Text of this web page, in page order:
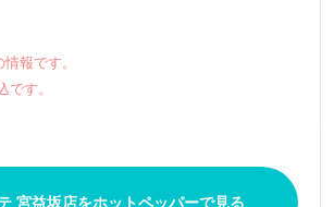
報です。
す。
宮益坂店をホットペッパーで見る